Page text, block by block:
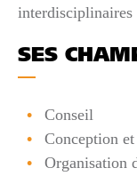
interdisciplinaires
SES
Conseil
Conception
Organisation